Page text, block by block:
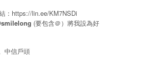
： https://lin.ee/KM7NSDi
(要包含＠）將我設為好
中信戶頭